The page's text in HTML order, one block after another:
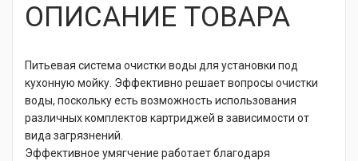
ОПИСАНИЕ ТОВАРА
Питьевая система очистки воды для установки под
кухонную мойку. Эффективно решает вопросы очистки
воды, поскольку есть возможность использования
различных комплектов картриджей в зависимости от
вида загрязнений.
Эффективное умягчение работает благодаря